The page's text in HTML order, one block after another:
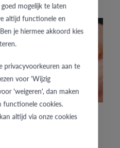
TROUWRINGEN
mogelijk te laten
altijd functionele en
je hiermee akkoord kies
privacyvoorkeuren aan te
voor 'Wijzig
'weigeren', dan maken
functionele cookies.
altijd via onze cookies